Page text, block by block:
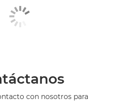
con nosotros para